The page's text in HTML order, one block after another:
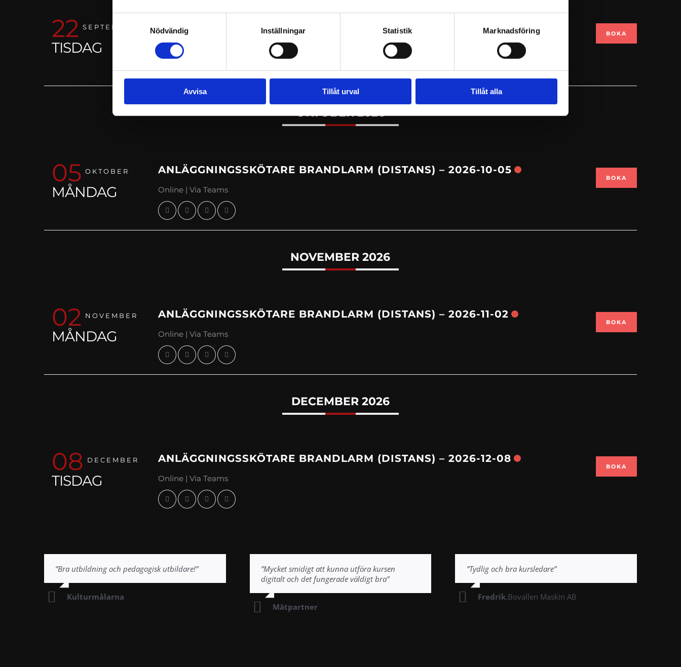
Nödvändig
Inställningar Statistik Marknadsföring
Avvisa Tillåt urval Tillåt alla
22 SEPTEMBER
TISDAG
ANLÄGGNINGSSKÖTARE BRANDLARM (DISTANS) – 2026-09-22
Online | Via Teams
BOKA
OKTOBER 2026
05 OKTOBER
MÅNDAG
ANLÄGGNINGSSKÖTARE BRANDLARM (DISTANS) – 2026-10-05
Online | Via Teams
BOKA
NOVEMBER 2026
02 NOVEMBER
MÅNDAG
ANLÄGGNINGSSKÖTARE BRANDLARM (DISTANS) – 2026-11-02
Online | Via Teams
BOKA
DECEMBER 2026
08 DECEMBER
TISDAG
ANLÄGGNINGSSKÖTARE BRANDLARM (DISTANS) – 2026-12-08
Online | Via Teams
BOKA
”Bra utbildning och pedagogisk utbildare!”
Kulturmålarna
”Mycket smidigt att kunna utföra kursen
digitalt och det fungerade väldigt bra”
Mätpartner
”Tydlig och bra kursledare”
Fredrik,Bovallen Maskin AB